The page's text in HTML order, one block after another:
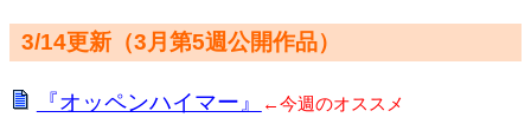
3/14更新（3月第5週公開作品）
『オッペンハイマー』 ←今週のオススメ